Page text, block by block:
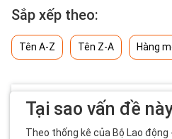
Sắp xếp theo:
Tên A-Z Tên Z-A Hàng
Tại sao vấn đề
Theo thống kê của Bộ Lao động